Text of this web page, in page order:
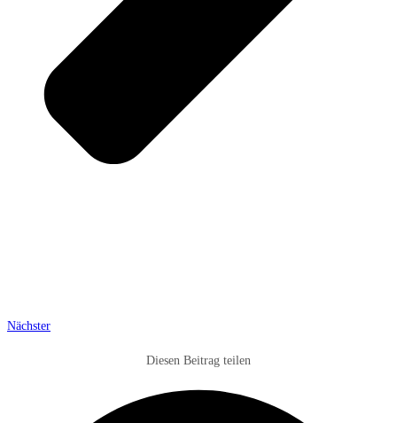
Nächster
Diesen Beitrag teilen